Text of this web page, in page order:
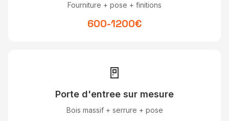
Fourniture + pose + finitions
600-1200€
🚪
Porte d'entree sur mesure
Bois massif + serrure + pose